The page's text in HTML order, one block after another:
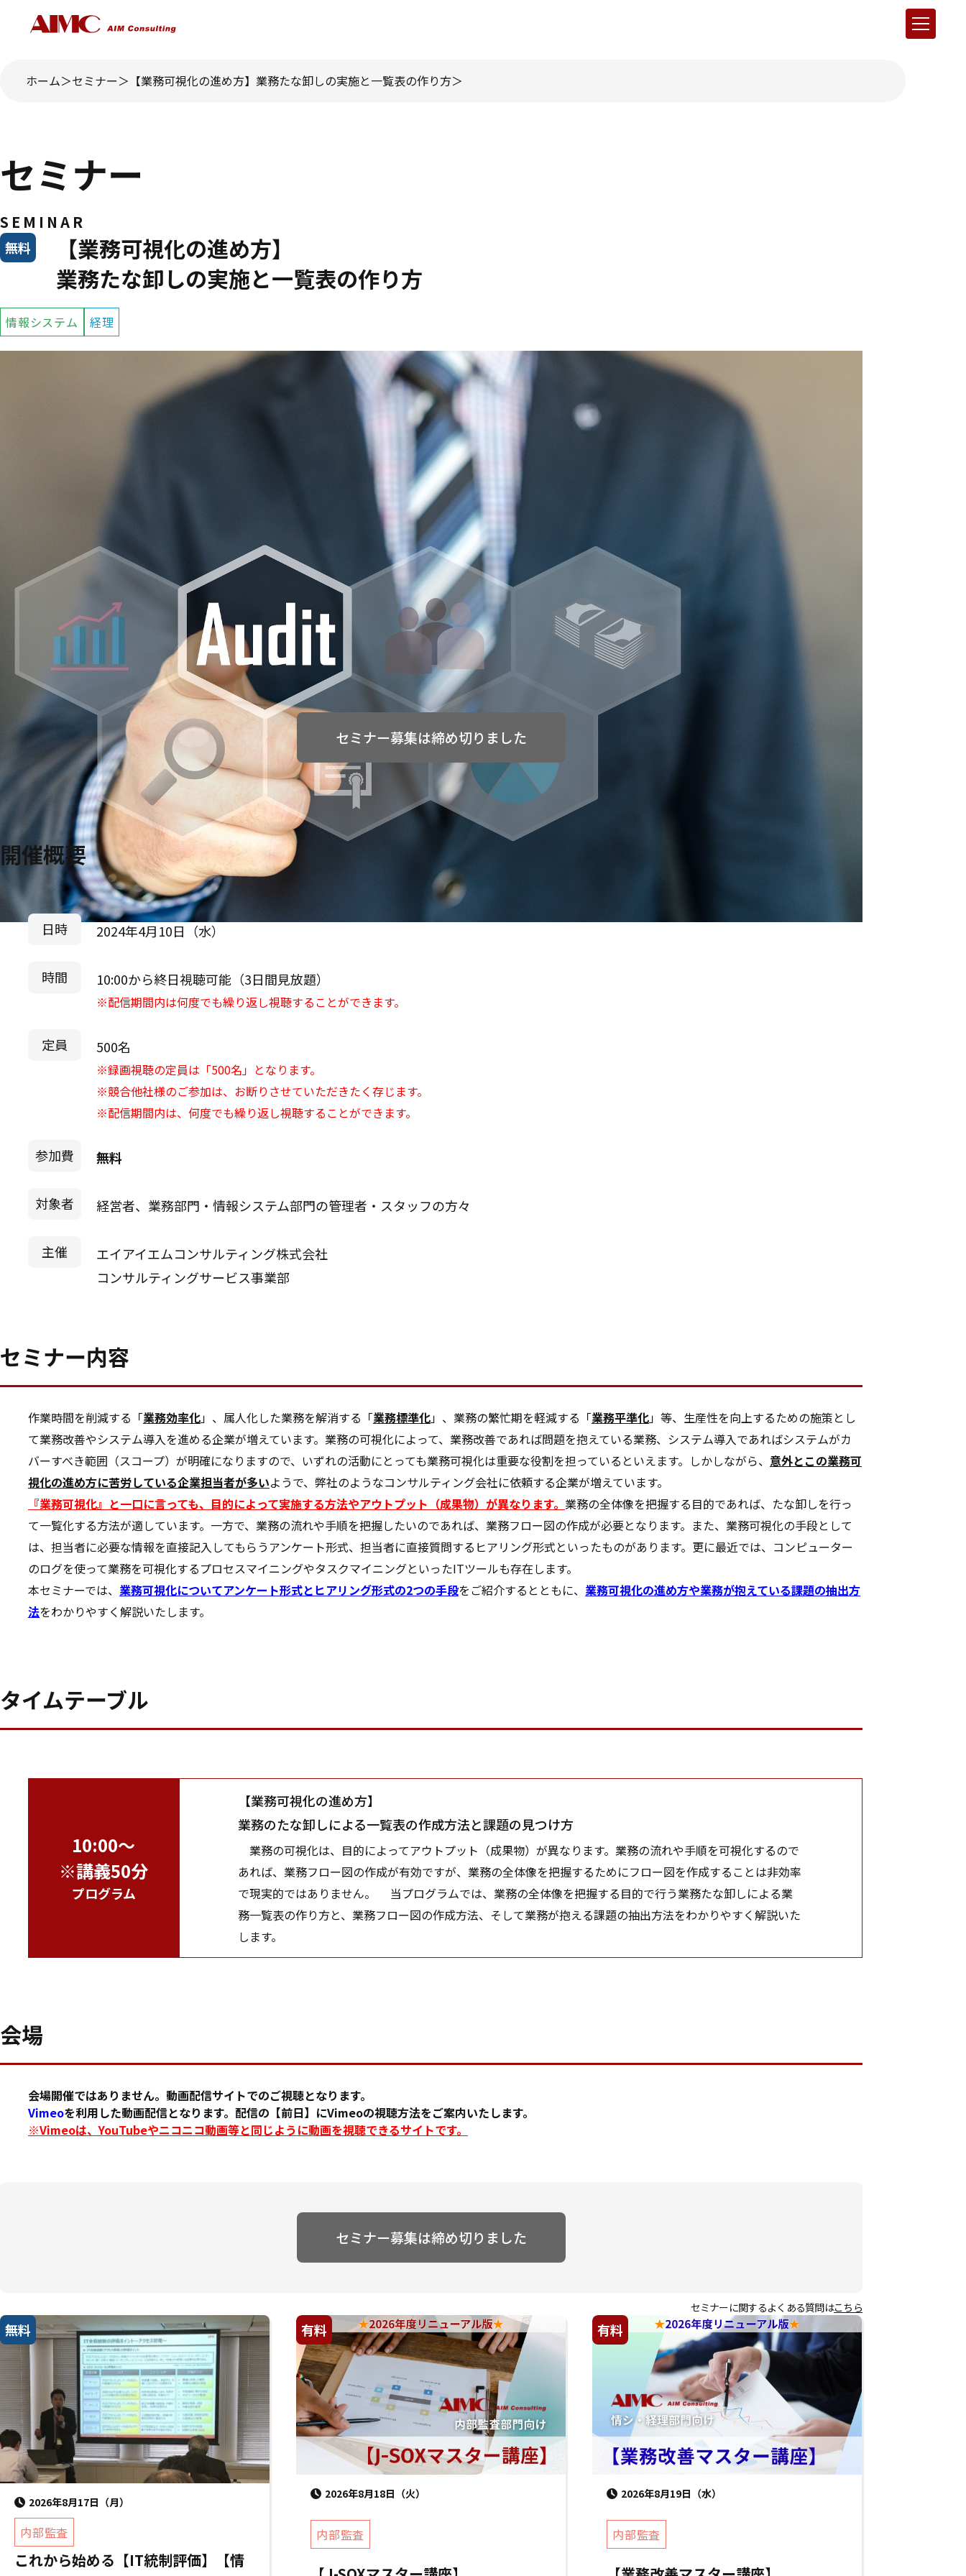
ホーム セミナー 【業務可視化の進め方】業務たな卸しの実施と一覧表の作り方
セミナー
SEMINAR
【業務可視化の進め方】
業務たな卸しの実施と一覧表の作り方
無料
情報システム 経理
セミナー募集は締め切りました
開催概要
日時 2024年4月10日（水）
時間 10:00から終日視聴可能（3日間見放題）
※配信期間内は何度でも繰り返し視聴することができます。
定員 500名
※録画視聴の定員は「500名」となります。
※競合他社様のご参加は、お断りさせていただきたく存じます。
※配信期間内は、何度でも繰り返し視聴することができます。
参加費 無料
対象者 経営者、業務部門・情報システム部門の管理者・スタッフの方々
主催
エイアイエムコンサルティング株式会社
コンサルティングサービス事業部
セミナー内容
作業時間を削減する「業務効率化」、属人化した業務を解消する「業務標準化」、業務の繁忙期を軽減する「業務平準化」等、生産性を向上するための施策とし
て業務改善やシステム導入を進める企業が増えています。業務の可視化によって、業務改善であれば問題を抱えている業務、システム導入であればシステムがカ
バーすべき範囲（スコープ）が明確になりますので、いずれの活動にとっても業務可視化は重要な役割を担っているといえます。しかしながら、 意外とこの業務可
視化の進め方に苦労している企業担当者が多いようで、弊社のようなコンサルティング会社に依頼する企業が増えています。
『業務可視化』と一口に言っても、目的によって実施する方法やアウトプット（成果物）が異なります。 業務の全体像を把握する目的であれば、たな卸しを行っ
て一覧化する方法が適しています。一方で、業務の流れや手順を把握したいのであれば、業務フロー図の作成が必要となります。また、業務可視化の手段として
は、担当者に必要な情報を直接記入してもらうアンケート形式、担当者に直接質問するヒアリング形式といったものがあります。更に最近では、コンピューター
のログを使って業務を可視化するプロセスマイニングやタスクマイニングといったITツールも存在します。
本セミナーでは、 業務可視化についてアンケート形式とヒアリング形式の2つの手段をご紹介するとともに、 業務可視化の進め方や業務が抱えている課題の抽出方
法をわかりやすく解説いたします。
タイムテーブル
10:00～
※講義50分
プログラム
【業務可視化の進め方】
業務のたな卸しによる一覧表の作成方法と課題の見つけ方
業務の可視化は、目的によってアウトプット（成果物）が異なります。業務の流れや手順を可視化するので
あれば、業務フロー図の作成が有効ですが、業務の全体像を把握するためにフロー図を作成することは非効率
で現実的ではありません。 当プログラムでは、業務の全体像を把握する目的で行う業務たな卸しによる業
務一覧表の作り方と、業務フロー図の作成方法、そして業務が抱える課題の抽出方法をわかりやすく解説いた
します。
会場
会場開催ではありません。動画配信サイトでのご視聴となります。
Vimeoを利用した動画配信となります。配信の【前日】にVimeoの視聴方法をご案内いたします。
※Vimeoは、YouTubeやニコニコ動画等と同じように動画を視聴できるサイトです。
セミナー募集は締め切りました
セミナーに関するよくある質問はこちら
無料
2026年8月17日（月）
内部監査
これから始める【IT統制評価】【情
有料
2026年8月18日（火）
内部監査
有料
2026年8月19日（水）
内部監査